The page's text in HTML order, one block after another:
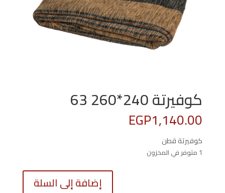
كوفيرتة 240*260 63
EGP1,140.00
كوفيرتة قطن
1 متوفر في المخزون
كمية
إضافة إلى السلة